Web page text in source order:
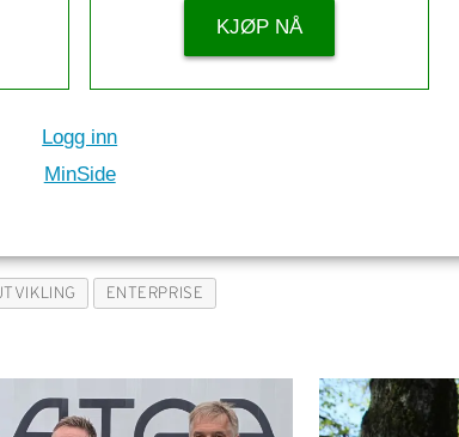
KJØP NÅ
Logg inn
MinSide
ENTERPRISE